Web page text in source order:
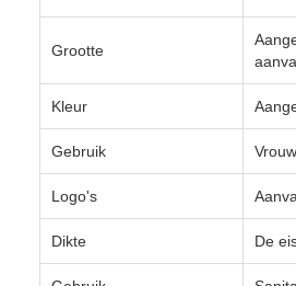
Grootte
Kleur
Gebruik
Logo's
Dikte De